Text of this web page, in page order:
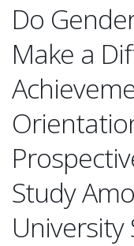
Do
Make a
Study